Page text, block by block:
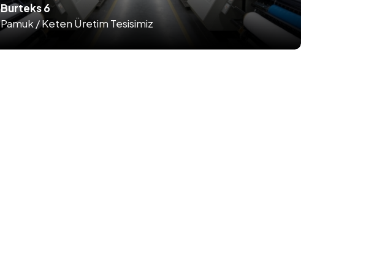
Burteks 6
Pamuk / Keten Üretim Tesisimiz